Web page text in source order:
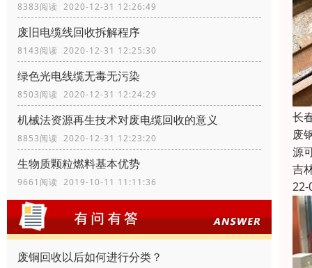
8383阅读 2020-12-31 12:26:49
废旧电缆线回收拆解程序
8143阅读 2020-12-31 12:25:30
绿色光电线缆无毒无污染
8503阅读 2020-12-31 12:24:29
机械法资源再生技术对废电缆回收的意义
8853阅读 2020-12-31 12:23:20
生物质颗粒燃料基本优势
9661阅读 2019-10-11 11:11:36
废铜回收以后如何进行分类？
长
废
源
吉
22-